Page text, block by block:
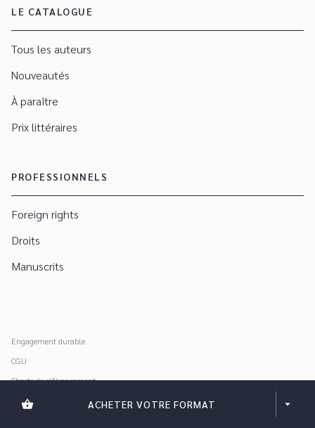
shopping_basket ACHETER VOTRE FORMAT arrow_drop_down
LE CATALOGUE
Tous les auteurs
Nouveautés
À paraître
Prix littéraires
PROFESSIONNELS
Foreign rights
Droits
Manuscrits
Engagement durable
CGU
Charte de référencement
Données personnelles